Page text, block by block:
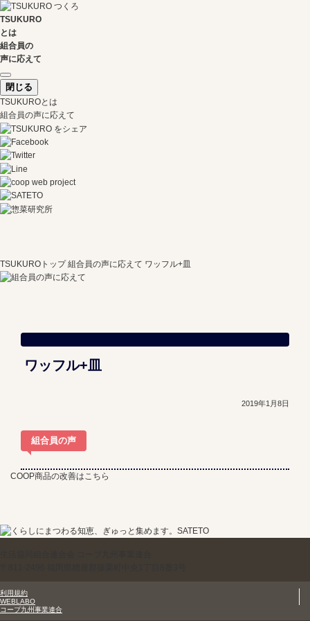
TSUKURO
とは
組合員の
声に応えて
閉じる
TSUKUROとは
組合員の声に応えて
TSUKUROトップ 組合員の声に応えて ワッフル+皿
ワッフル+皿
2019年1月8日
組合員の声
COOP商品の改善はこちら
利用規約
WEBLABO
コープ九州事業連合